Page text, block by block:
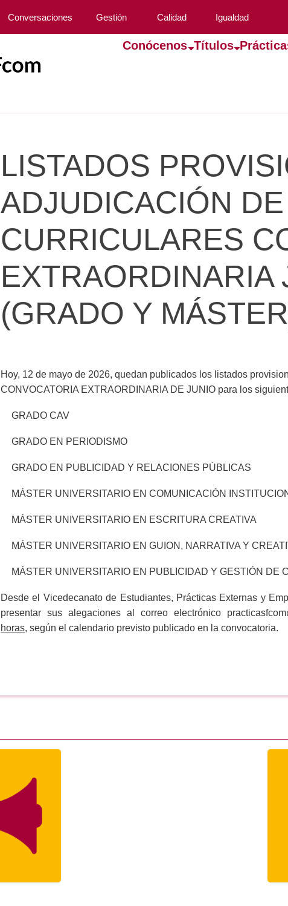
Conversaciones Gestión Calidad Igualdad
Conócenos Títulos
LISTADOS
ADJUDICACIÓN
CURRICULARES
EXTRAORDINARIA
(GRADO Y
Hoy, 12 de mayo de 2026, quedan publicados los listados
CONVOCATORIA EXTRAORDINARIA DE JUNIO para los
GRADO CAV
GRADO EN PERIODISMO
GRADO EN PUBLICIDAD Y RELACIONES PÚBLICAS
MÁSTER UNIVERSITARIO EN COMUNICACIÓN
MÁSTER UNIVERSITARIO EN ESCRITURA CREATIVA
MÁSTER UNIVERSITARIO EN GUION, NARRATIVA Y
MÁSTER UNIVERSITARIO EN PUBLICIDAD Y GESTIÓN DE
Desde el Vicedecanato de Estudiantes, Prácticas Externas y
presentar sus alegaciones al correo electrónico
horas, según el calendario previsto publicado en la convocatoria.